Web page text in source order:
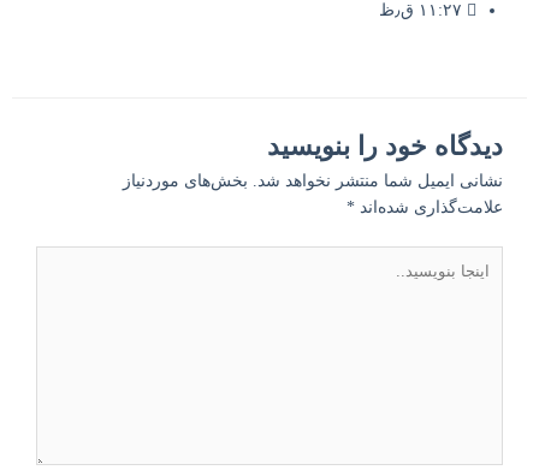
۱۱:۲۷ ق٫ظ
دیدگاه‌ خود را بنویسید
نشانی ایمیل شما منتشر نخواهد شد. بخش‌های موردنیاز
علامت‌گذاری شده‌اند *
بنویسید..